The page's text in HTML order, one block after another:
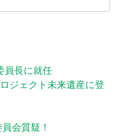
員長に就任
ジェクト未来遺産に登
会質疑！